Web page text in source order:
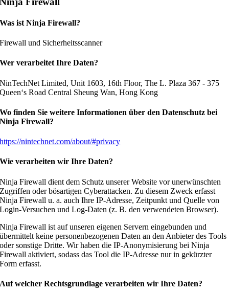
Was ist Ninja Firewall?
Firewall und Sicherheitsscanner
Wer verarbeitet Ihre Daten?
NinTechNet Limited, Unit 1603, 16th Floor, The L. Plaza 367 - 375
Queen‘s Road Central Sheung Wan, Hong Kong
Wo finden Sie weitere Informationen über den Datenschutz bei
Ninja Firewall?
https://nintechnet.com/about/#privacy
Wie verarbeiten wir Ihre Daten?
Ninja Firewall dient dem Schutz unserer Website vor unerwünschten
Zugriffen oder bösartigen Cyberattacken. Zu diesem Zweck erfasst
Ninja Firewall u. a. auch Ihre IP-Adresse, Zeitpunkt und Quelle von
Login-Versuchen und Log-Daten (z. B. den verwendeten Browser).
Ninja Firewall ist auf unseren eigenen Servern eingebunden und
übermittelt keine personenbezogenen Daten an den Anbieter des Tools
oder sonstige Dritte. Wir haben die IP-Anonymisierung bei Ninja
Firewall aktiviert, sodass das Tool die IP-Adresse nur in gekürzter
Form erfasst.
Auf welcher Rechtsgrundlage verarbeiten wir Ihre Daten?